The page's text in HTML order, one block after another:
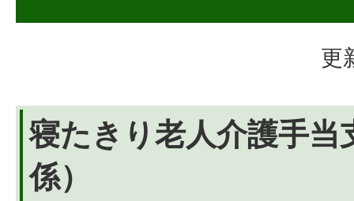
更
寝たきり老人介護手当
係）